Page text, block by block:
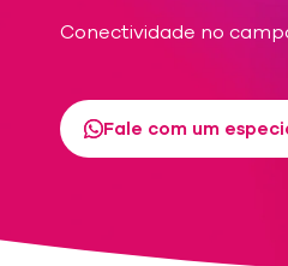
Conectividade no
Fale com um